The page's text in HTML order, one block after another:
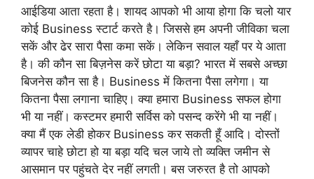
आईडिया आता रहता है। शायद आपको भी आया होगा कि चलो यार
कोई Business स्टार्ट करते है। जिससे हम अपनी जीविका चला
सकें और ढेर सारा पैसा कमा सकें। लेकिन सवाल यहाँ पर ये आता
है। की कौन सा बिज़नेस करें छोटा या बड़ा? भारत में सबसे अच्छा
बिजनेस कौन सा है। Business में कितना पैसा लगेगा। या
कितना पैसा लगाना चाहिए। क्या हमारा Business सफल होगा
भी या नहीं। कस्टमर हमारी सर्विस को पसन्द करेंगे भी या नहीं।
क्या मैं एक लेडी होकर Business कर सकती हूँ आदि। दोस्तों
व्यापर चाहे छोटा हो या बड़ा यदि चल जाये तो व्यक्ति जमीन से
आसमान पर पहुंचते देर नहीं लगती। बस जरुरत है तो आपको